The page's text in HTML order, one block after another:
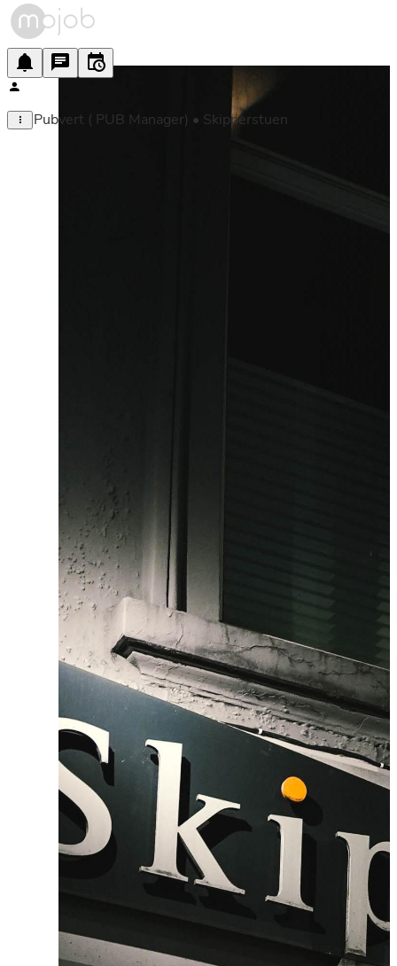
Pubvert ( PUB Manager) • Skipperstuen